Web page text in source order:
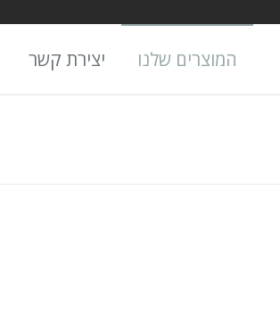
המוצרים שלנו יצירת קשר